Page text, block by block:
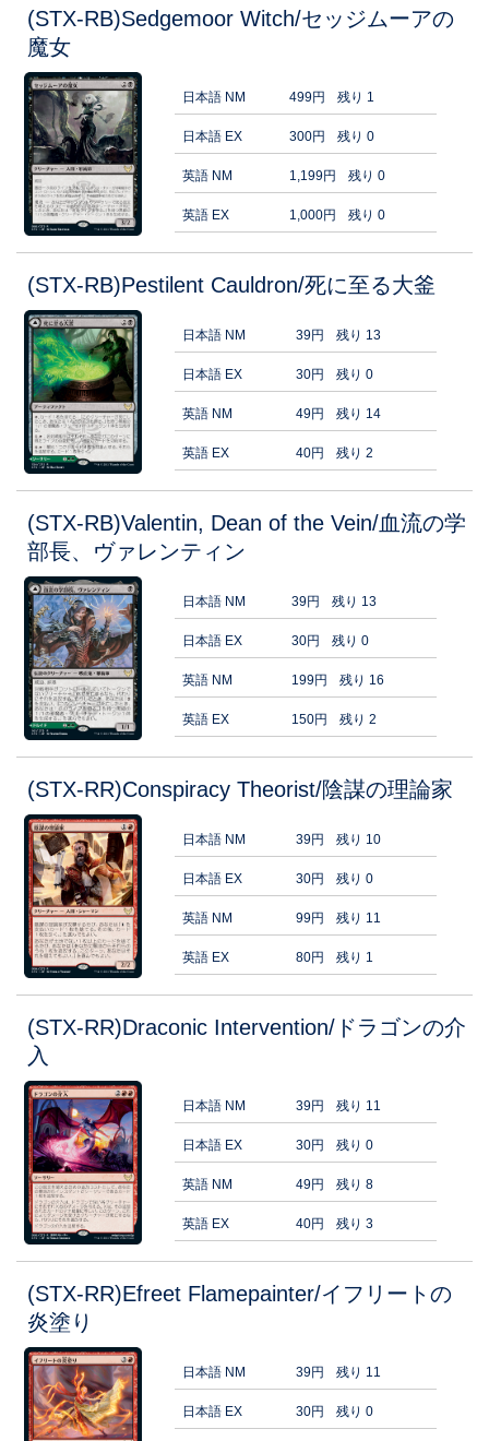
(STX-RB)Sedgemoor Witch/セッジムーアの
魔女
日本語 NM 499円 残り 1
日本語 EX 300円 残り 0
英語 NM 1,199円 残り 0
英語 EX 1,000円 残り 0
(STX-RB)Pestilent Cauldron/死に至る大釜
日本語 NM 39円 残り 13
日本語 EX 30円 残り 0
英語 NM 49円 残り 14
英語 EX 40円 残り 2
(STX-RB)Valentin, Dean of the Vein/血流の学
部長、ヴァレンティン
日本語 NM 39円 残り 13
日本語 EX 30円 残り 0
英語 NM 199円 残り 16
英語 EX 150円 残り 2
(STX-RR)Conspiracy Theorist/陰謀の理論家
日本語 NM 39円 残り 10
日本語 EX 30円 残り 0
英語 NM 99円 残り 11
英語 EX 80円 残り 1
(STX-RR)Draconic Intervention/ドラゴンの介
入
日本語 NM 39円 残り 11
日本語 EX 30円 残り 0
英語 NM 49円 残り 8
英語 EX 40円 残り 3
(STX-RR)Efreet Flamepainter/イフリートの
炎塗り
日本語 NM 39円 残り 11
日本語 EX 30円 残り 0